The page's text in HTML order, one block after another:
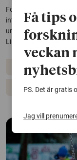
Förskolan pekas ut
integreras i det
undervisningen främjar
Linköpings universitet
Förskola Barn
Pedagogik
Få tips
veckan
PS. Det är gratis
Jag vill